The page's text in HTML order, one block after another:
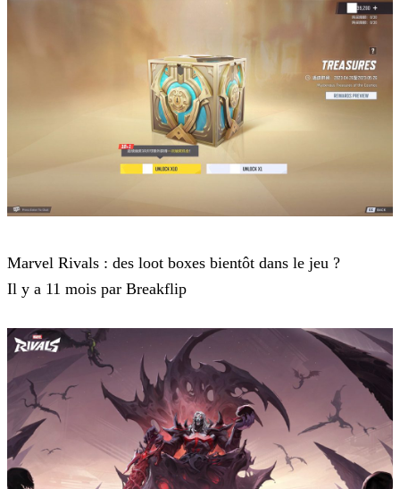
Marvel Rivals : des loot boxes bientôt dans le jeu ?
Il y a 11 mois par Breakflip